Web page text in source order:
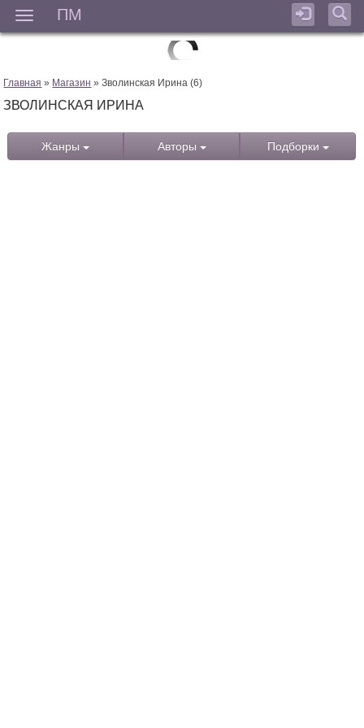
ПМ
Главная » Магазин » Зволинская Ирина (6)
ЗВОЛИНСКАЯ ИРИНА
Жанры Авторы Подборки